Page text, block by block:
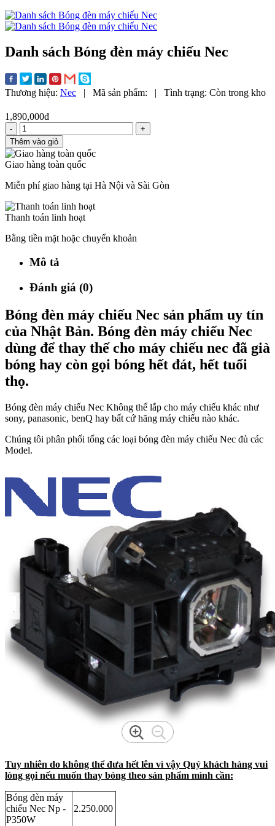
Danh sách Bóng đèn máy chiếu Nec
Thương hiệu: Nec | Mã sản phẩm: | Tình trạng: Còn trong kho
1,890,000đ
-
+
Thêm vào giỏ
Giao hàng toàn quốc
Miễn phí giao hàng tại Hà Nội và Sài Gòn
Thanh toán linh hoạt
Bằng tiền mặt hoặc chuyển khoản
Mô tả
Đánh giá (0)
Bóng đèn máy chiếu Nec sản phẩm uy tín
của Nhật Bản. Bóng đèn máy chiếu Nec
dùng để thay thế cho máy chiếu nec đã già
bóng hay còn gọi bóng hết đát, hết tuổi
thọ.
Bóng đèn máy chiếu Nec Không thể lắp cho máy chiếu khác như
sony, panasonic, benQ hay bất cứ hãng máy chiếu nào khác.
Chúng tôi phân phối tổng các loại bóng đèn máy chiếu Nec đủ các
Model.
Tuy nhiên do không thể đưa hết lên vì vậy Quý khách hàng vui
lòng gọi nếu muốn thay bóng theo sản phẩm mình cần:
Bóng đèn máy
chiếu Nec Np -
P350W
2.250.000